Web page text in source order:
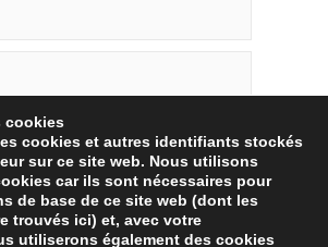
nom, mon e-mail et mon site
pour mon prochain
cookies
cookies et autres identifiants stockés
sur ce site web. Nous utilisons
car ils sont nécessaires pour
de base de ce site web (dont les
trouvés ici) et, avec votre
utiliserons également des cookies